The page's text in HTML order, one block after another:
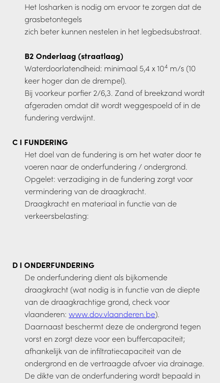
Het losharken is nodig om ervoor te zorgen dat de
grasbetontegels
zich beter kunnen nestelen in het legbedsubstraat.
B2 Onderlaag (straatlaag)
Waterdoorlatendheid: minimaal 5,4 x 104 m/s (10
keer hoger dan de drempel).
Bij voorkeur porfier 2/6,3. Zand of breekzand wordt
afgeraden omdat dit wordt weggespoeld of in de
fundering verdwijnt.
C I FUNDERING
Het doel van de fundering is om het water door te
voeren naar de onderfundering / ondergrond.
Opgelet: verzadiging in de fundering zorgt voor
vermindering van de draagkracht.
Draagkracht en materiaal in functie van de
verkeersbelasting:
D I ONDERFUNDERING
De onderfundering dient als bijkomende
draagkracht (wat nodig is in functie van de diepte
van de draagkrachtige grond, check voor
vlaanderen: www.dov.vlaanderen.be).
Daarnaast beschermt deze de ondergrond tegen
vorst en zorgt deze voor een buffercapaciteit;
afhankelijk van de infiltratiecapaciteit van de
ondergrond en de vertraagde afvoer via drainage.
De dikte van de onderfundering wordt bepaald in